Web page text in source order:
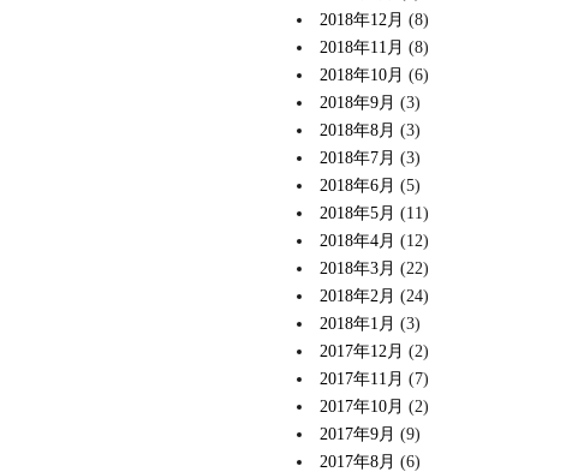
2018年12月 (8)
2018年11月 (8)
2018年10月 (6)
2018年9月 (3)
2018年8月 (3)
2018年7月 (3)
2018年6月 (5)
2018年5月 (11)
2018年4月 (12)
2018年3月 (22)
2018年2月 (24)
2018年1月 (3)
2017年12月 (2)
2017年11月 (7)
2017年10月 (2)
2017年9月 (9)
2017年8月 (6)